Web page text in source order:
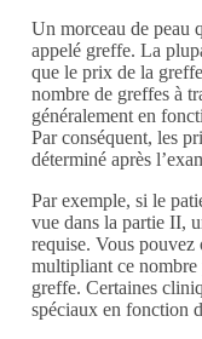
Un morceau de peau
appelé greffe. La
que le prix de la
nombre de greffes à
généralement en
Par conséquent, les
déterminé après
Par exemple, si le
vue dans la partie II,
requise. Vous pouvez
multipliant ce
greffe. Certaines
spéciaux en fonction